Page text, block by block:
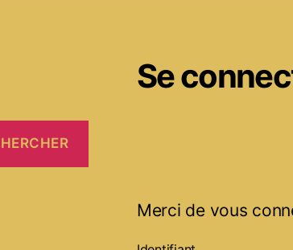
Se
Merci de vous